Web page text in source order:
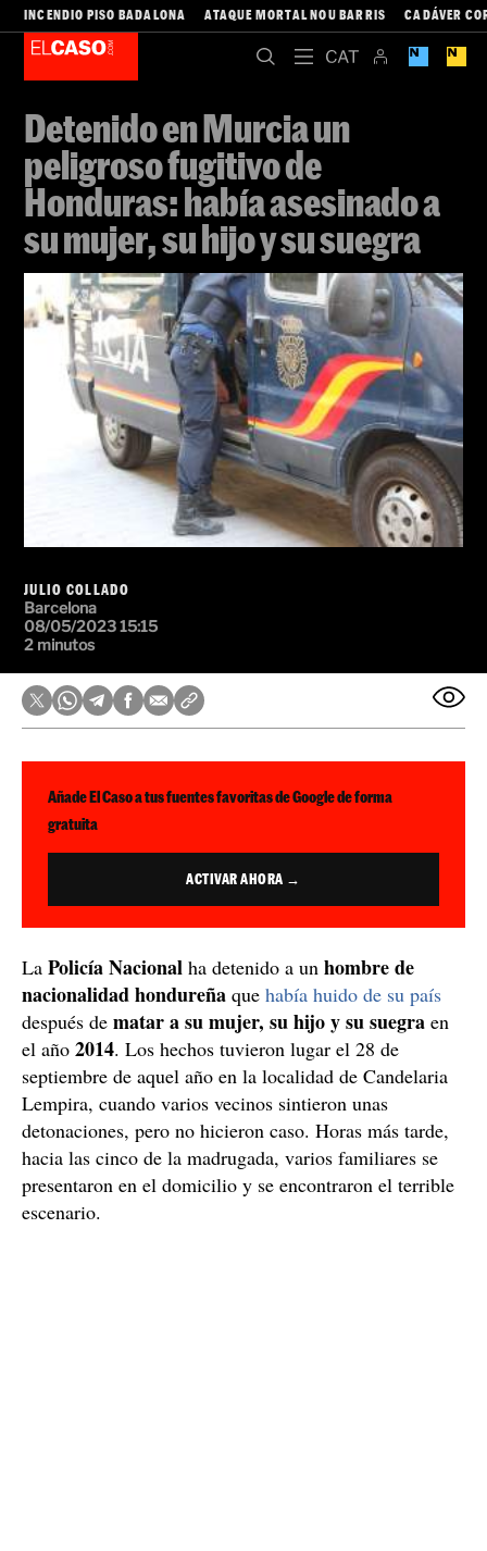
INCENDIO PISO BADALONA ATAQUE MORTAL NOU BARRIS CADÁVER
Detenido en Murcia un
peligroso fugitivo de
Honduras: había asesinado a
su mujer, su hijo y su suegra
JULIO COLLADO
Barcelona
08/05/2023 15:15
2 minutos
Añade El Caso a tus fuentes favoritas de Google de forma
gratuita
ACTIVAR AHORA →
La Policía Nacional ha detenido a un hombre de
nacionalidad hondureña que había huido de su país
después de matar a su mujer, su hijo y su suegra en
el año 2014. Los hechos tuvieron lugar el 28 de
septiembre de aquel año en la localidad de Candelaria
Lempira, cuando varios vecinos sintieron unas
detonaciones, pero no hicieron caso. Horas más tarde,
hacia las cinco de la madrugada, varios familiares se
presentaron en el domicilio y se encontraron el terrible
escenario.